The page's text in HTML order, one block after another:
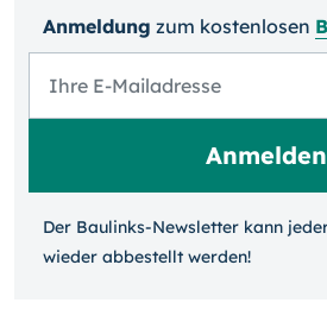
Anmeldung zum kosten­losen
Der Baulinks-Newsletter kann
wieder ab­bestellt werden!